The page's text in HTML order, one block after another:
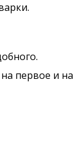
первое и на